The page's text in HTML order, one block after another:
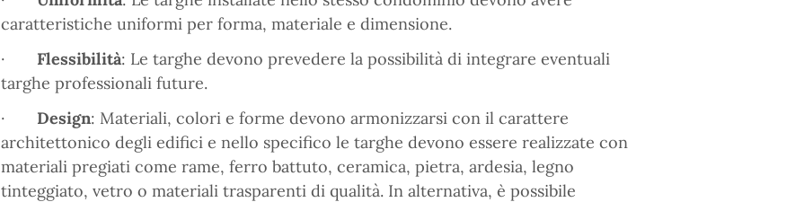
caratteristiche uniformi per forma, materiale e dimensione.
· Flessibilità: Le targhe devono prevedere la possibilità di integrare eventuali
targhe professionali future.
· Design: Materiali, colori e forme devono armonizzarsi con il carattere
architettonico degli edifici e nello specifico le targhe devono essere realizzate con
materiali pregiati come rame, ferro battuto, ceramica, pietra, ardesia, legno
tinteggiato, vetro o materiali trasparenti di qualità. In alternativa, è possibile